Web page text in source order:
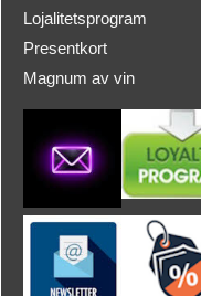
Lojalitetsprogram
Presentkort
Magnum av vin